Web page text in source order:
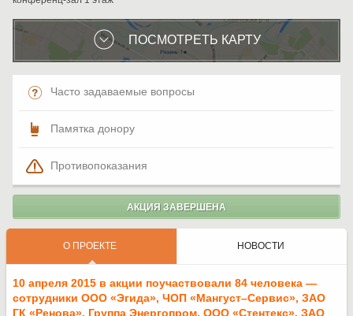
ПОСМОТРЕТЬ КАРТУ
Часто задаваемые вопросы
Памятка донору
Противопоказания
АКЦИЯ ЗАВЕРШЕНА
О ПРОЕКТЕ НОВОСТИ
10 апреля 2015 в акции поучаствовали 84 человека —
сотрудники ООО «Эгида», ЧОП «Мангуст–Сервис», ЗАО
ГК «Ренова», Группа Энергопром, ООО «Стентекс», ЗАО
полная версия сайта